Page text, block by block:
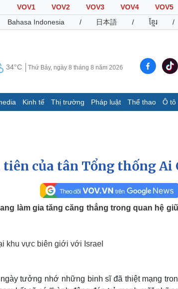
VOV1 VOV2 VOV3 VOV4 VOV5
Bahasa Indonesia / 日本語 / ខ្មែរ /
34°C Thứ Bảy, ngày 8 tháng 8 năm 2026
Kinh tế Thị trường Pháp luật Thể thao Ô tô
phòng
Thể thao
Thế giới thể thao
eSports
Ô tô - Xe
Văn hóa
Giải trí
của tân Tổng thống Ai
làm gia tăng căng thẳng trong quan hệ
khu vực biên giới với Israel
tưởng nhớ những binh sĩ đã thiệt mạng